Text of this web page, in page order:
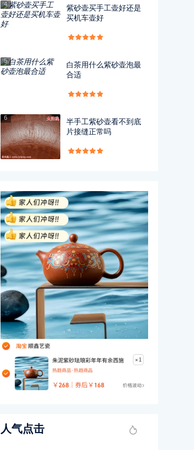
4
紫砂壶买手工壶好还是
买机车壶好
5
白茶用什么紫砂壶泡最
合适
6
半手工紫砂壶看不到底
片接缝正常吗
人气点击